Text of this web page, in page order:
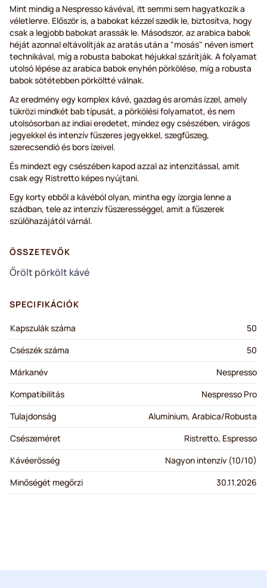
Mint mindig a Nespresso kávéval, itt semmi sem hagyatkozik a
véletlenre. Először is, a babokat kézzel szedik le, biztosítva, hogy
csak a legjobb babokat arassák le. Másodszor, az arabica babok
héját azonnal eltávolítják az aratás után a "mosás" néven ismert
technikával, míg a robusta babokat héjukkal szárítják. A folyamat
utolsó lépése az arabica babok enyhén pörkölése, míg a robusta
babok sötétebben pörköltté válnak.
Az eredmény egy komplex kávé, gazdag és aromás ízzel, amely
tükrözi mindkét bab típusát, a pörkölési folyamatot, és nem
utolsósorban az indiai eredetet, mindez egy csészében, virágos
jegyekkel és intenzív fűszeres jegyekkel, szegfűszeg,
szerecsendió és bors ízeivel.
És mindezt egy csészében kapod azzal az intenzitással, amit
csak egy Ristretto képes nyújtani.
Egy korty ebből a kávéból olyan, mintha egy ízorgia lenne a
szádban, tele az intenzív fűszerességgel, amit a fűszerek
szülőhazájától várnál.
ÖSSZETEVŐK
Őrölt pörkölt kávé
SPECIFIKÁCIÓK
Kapszulák száma
50
Csészék száma
50
Márkanév
Nespresso
Kompatibilitás
Nespresso Pro
Tulajdonság
Alumínium, Arabica/Robusta
Csészeméret
Ristretto, Espresso
Kávéerősség
Nagyon intenzív (10/10)
Minőségét megőrzi
30.11.2026